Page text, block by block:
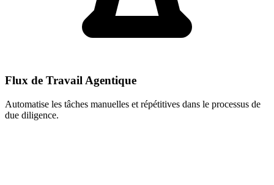
Flux de Travail Agentique
Automatise les tâches manuelles et répétitives dans le processus de
due diligence.